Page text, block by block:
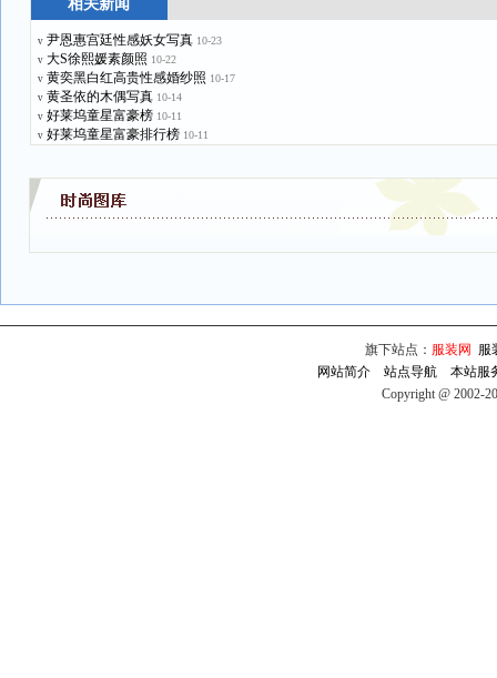
相关新闻
v 尹恩惠宫廷性感妖女写真 10-23
v 大S徐熙媛素颜照 10-22
v 黄奕黑白红高贵性感婚纱照 10-17
v 黄圣依的木偶写真 10-14
v 好莱坞童星富豪榜 10-11
v 好莱坞童星富豪排行榜 10-11
旗下站点： 服装网
服
网站简介
站点导航
本站服
Copyright @ 2002-